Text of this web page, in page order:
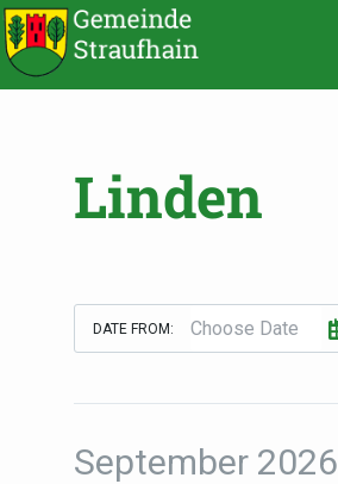
Linden
DATE FROM:
September 2026